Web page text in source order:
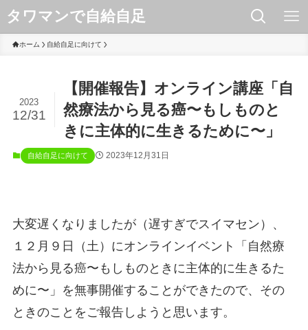
タワマンで自給自足
ホーム 自給自足に向けて
【開催報告】オンライン講座「自
然療法から見る癌〜もしものと
きに主体的に生きるために〜」
2023
12/31
自給自足に向けて 2023年12月31日
大変遅くなりましたが（遅すぎでスイマセン）、
１２月９日（土）にオンラインイベント「自然療
法から見る癌〜もしものときに主体的に生きるた
めに〜」を無事開催することができたので、その
ときのことをご報告しようと思います。